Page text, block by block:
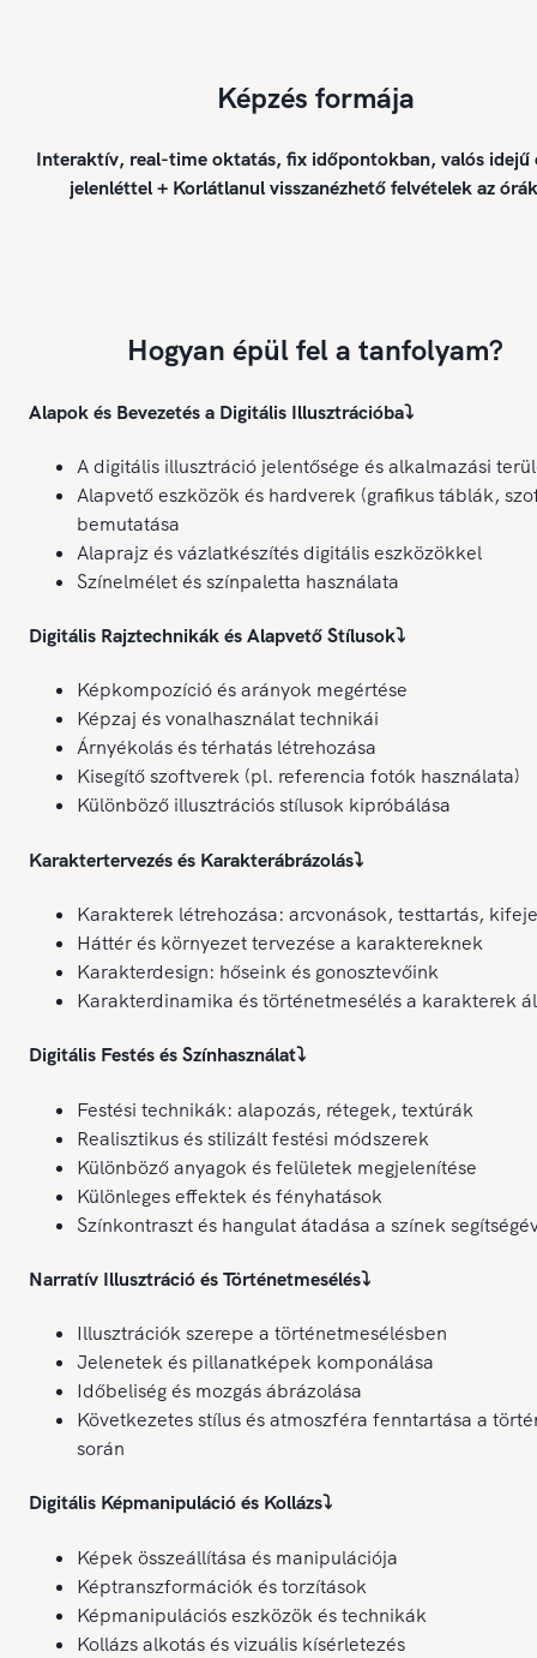
Képzés formája
Interaktív, real-time oktatás, fix időpontokban, valós
jelenléttel + Korlátlanul visszanézhető felvételek az
Hogyan épül fel a tanfolyam?
Alapok és Bevezetés a Digitális Illusztrációba⤵️
A digitális illusztráció jelentősége és alkalmazási
Alapvető eszközök és hardverek (grafikus táblák,
bemutatása
Alaprajz és vázlatkészítés digitális eszközökkel
Színelmélet és színpaletta használata
Digitális Rajztechnikák és Alapvető Stílusok⤵️
Képkompozíció és arányok megértése
Képzaj és vonalhasználat technikái
Árnyékolás és térhatás létrehozása
Kisegítő szoftverek (pl. referencia fotók használata)
Különböző illusztrációs stílusok kipróbálása
Karaktertervezés és Karakterábrázolás⤵️
Karakterek létrehozása: arcvonások, testtartás,
Háttér és környezet tervezése a karaktereknek
Karakterdesign: hőseink és gonosztevőink
Karakterdinamika és történetmesélés a karakterek
Digitális Festés és Színhasználat⤵️
Festési technikák: alapozás, rétegek, textúrák
Realisztikus és stilizált festési módszerek
Különböző anyagok és felületek megjelenítése
Különleges effektek és fényhatások
Színkontraszt és hangulat átadása a színek
Narratív Illusztráció és Történetmesélés⤵️
Illusztrációk szerepe a történetmesélésben
Jelenetek és pillanatképek komponálása
Időbeliség és mozgás ábrázolása
Következetes stílus és atmoszféra fenntartása a
során
Digitális Képmanipuláció és Kollázs⤵️
Képek összeállítása és manipulációja
Képtranszformációk és torzítások
Képmanipulációs eszközök és technikák
Kollázs alkotás és vizuális kísérletezés